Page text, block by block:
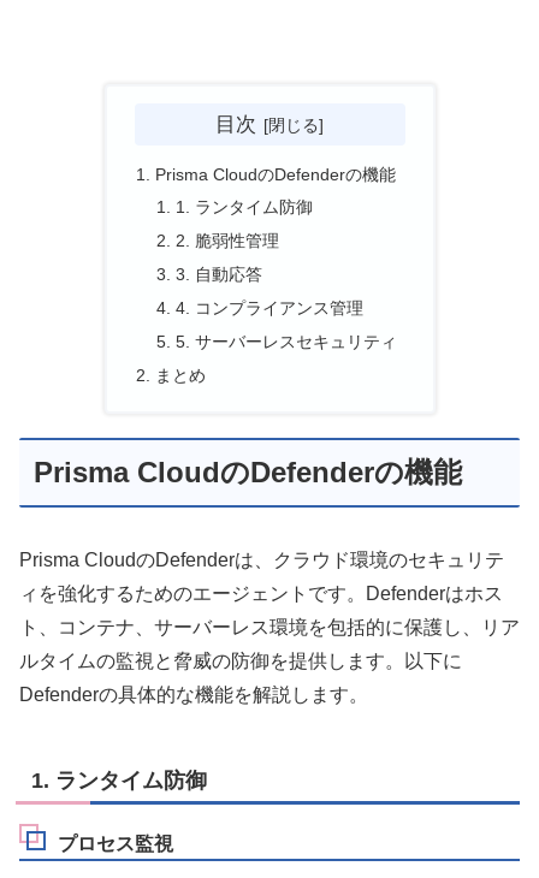
目次
Prisma CloudのDefenderの機能
1. ランタイム防御
2. 脆弱性管理
3. 自動応答
4. コンプライアンス管理
5. サーバーレスセキュリティ
まとめ
Prisma CloudのDefenderの機能
Prisma CloudのDefenderは、クラウド環境のセキュリテ
ィを強化するためのエージェントです。Defenderはホス
ト、コンテナ、サーバーレス環境を包括的に保護し、リア
ルタイムの監視と脅威の防御を提供します。以下に
Defenderの具体的な機能を解説します。
1. ランタイム防御
プロセス監視